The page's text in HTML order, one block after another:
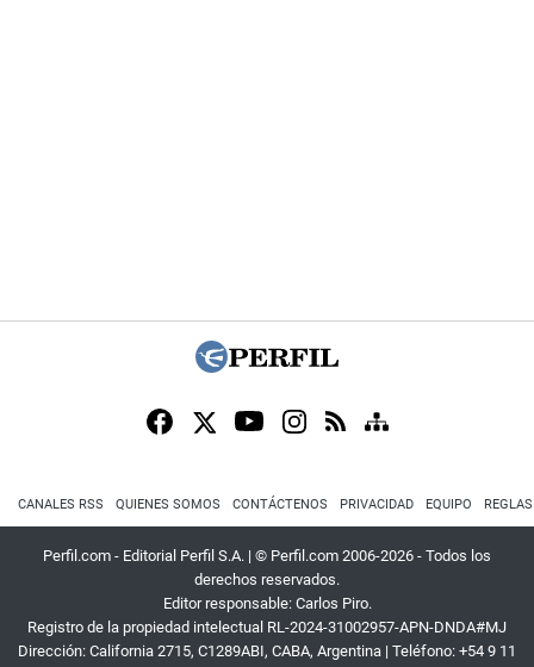
CANALES RSS QUIENES SOMOS CONTÁCTENOS PRIVACIDAD EQUIPO
Perfil.com - Editorial Perfil S.A. | © Perfil.com 2006-2026 - Todos los
derechos reservados.
Editor responsable: Carlos Piro.
Registro de la propiedad intelectual RL-2024-31002957-APN-DNDA#MJ
Dirección: California 2715, C1289ABI, CABA, Argentina | Teléfono: +54 9 11